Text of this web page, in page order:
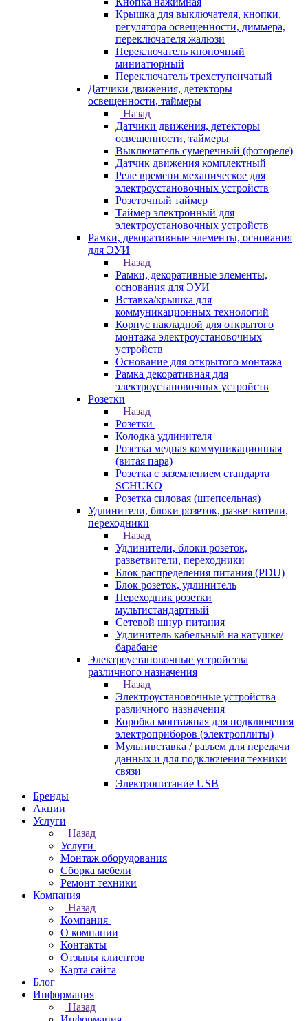
Крышка для выключателя, кнопки,
регулятора освещенности, диммера,
переключателя жалюзи
Переключатель кнопочный
миниатюрный
Переключатель трехступенчатый
Датчики движения, детекторы
освещенности, таймеры
Назад
Датчики движения, детекторы
освещенности, таймеры
Выключатель сумеречный (фотореле)
Датчик движения комплектный
Реле времени механическое для
электроустановочных устройств
Розеточный таймер
Таймер электронный для
электроустановочных устройств
Рамки, декоративные элементы, основания
для ЭУИ
Назад
Рамки, декоративные элементы,
основания для ЭУИ
Вставка/крышка для
коммуникационных технологий
Корпус накладной для открытого
монтажа электроустановочных
устройств
Основание для открытого монтажа
Рамка декоративная для
электроустановочных устройств
Розетки
Назад
Розетки
Колодка удлинителя
Розетка медная коммуникационная
(витая пара)
Розетка с заземлением стандарта
SCHUKO
Розетка силовая (штепсельная)
Удлинители, блоки розеток, разветвители,
переходники
Назад
Удлинители, блоки розеток,
разветвители, переходники
Блок распределения питания (PDU)
Блок розеток, удлинитель
Переходник розетки
мультистандартный
Сетевой шнур питания
Удлинитель кабельный на катушке/
барабане
Электроустановочные устройства
различного назначения
Назад
Электроустановочные устройства
различного назначения
Коробка монтажная для подключения
электроприборов (электроплиты)
Мультивставка / разъем для передачи
данных и для подключения техники
связи
Электропитание USB
Бренды
Акции
Услуги
Назад
Услуги
Монтаж оборудования
Сборка мебели
Ремонт техники
Компания
Назад
Компания
О компании
Контакты
Отзывы клиентов
Карта сайта
Блог
Информация
Назад